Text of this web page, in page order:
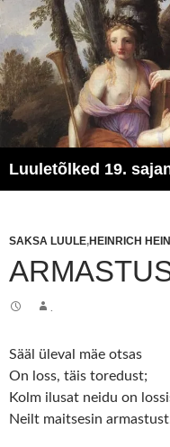
SAKSA LUULE,HEINRICH
Sääl üleval mäe otsas
On loss, täis toredust;
Kolm ilusat neidu on
Neilt maitsesin